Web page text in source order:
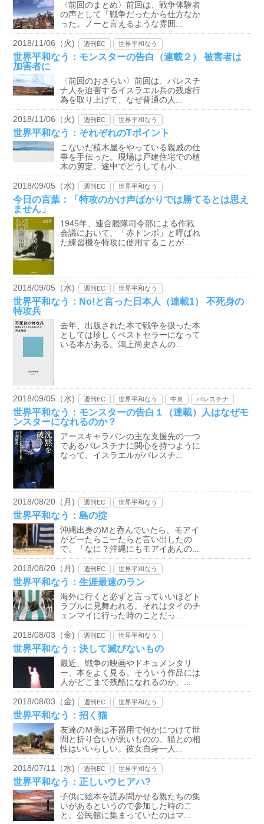
〈前回のまとめ〉前回は、戦争体験者
の声として「戦争だったから仕方なか
った。ノーと言えるような雰囲...
2018/11/06（火) 週刊EC 世界平和なう
世界平和なう：モンスターの告白（連載２） 被害者は
加害者に
〈前回のおさらい〉前回は、パレスチ
ナ人を迫害するイスラエル兵の残虐行
為を取り上げて、なぜ普通の人...
2018/11/06（火) 週刊EC 世界平和なう
世界平和なう：それぞれのTポイント
こないだ植木屋をやっている親戚の仕
事を手伝った。現場は戸建住宅での植
木の剪定。途中でどうしても小...
2018/09/05（水) 週刊EC 世界平和なう
今日の言葉：「特攻のかけ声ばかりでは勝てるとは思え
ません」
1945年、連合艦隊司令部による作戦
会議において、「赤トンボ」と呼ばれ
た練習機を特攻に使用することが...
2018/09/05（水) 週刊EC 世界平和なう
世界平和なう：No!と言った日本人（連載1） 不死身の
特攻兵
去年、出版された本で戦争を扱った本
としては珍しくベストセラーになって
いる本がある。鴻上尚史さんの...
2018/09/05（水) 週刊EC 世界平和なう 中東 パレスチナ
世界平和なう：モンスターの告白１（連載）人はなぜモ
ンスターになれるのか？
アースキャラバンの主な支援先の一つ
であるパレスチナに関心を持つように
なって、イスラエルがパレスチ...
2018/08/20（月) 週刊EC 世界平和なう
世界平和なう：島の掟
沖縄出身のMと呑んでいたら、モアイ
がどーたらこーたらと言い出したの
で、「なに？沖縄にもモアイあんの...
2018/08/20（月) 週刊EC 世界平和なう
世界平和なう：生涯最速のラン
海外に行くと必ずと言っていいほどト
ラブルに見舞われる。それはタイのチ
ェンマイに行った時のことだっ...
2018/08/03（金) 週刊EC 世界平和なう
世界平和なう：決して滅びないもの
最近、戦争の映画やドキュメンタリ
ー、本をよく見る。そういう作品には
人がどこまで残酷になれるのか、...
2018/08/03（金) 週刊EC 世界平和なう
世界平和なう：招く猫
友達のＭ美は不器用で何かにつけて世
間と折り合いが悪いものの、猫との相
性はいいらしい。彼女自身一人...
2018/07/11（水) 週刊EC 世界平和なう
世界平和なう：正しいウヒアハ?
子供に絵本を読み聞かせる親たちの集
いがあるというので参加した時のこ
と。公民館に集まっていたのはマ...